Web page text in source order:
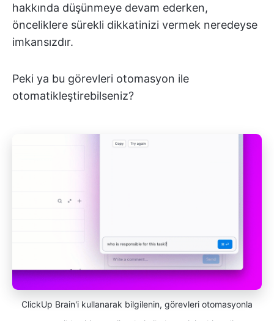
hakkında düşünmeye devam ederken,
önceliklere sürekli dikkatinizi vermek neredeyse
imkansızdır.
Peki ya bu görevleri otomasyon ile
otomatikleştirebilseniz?
ClickUp Brain'i kullanarak bilgilenin, görevleri otomasyonla